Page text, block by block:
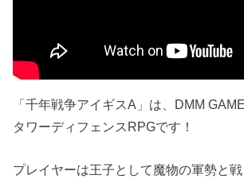
「千年戦争アイギスA」は、DMM
タワーディフェンスRPGです！
プレイヤーは王子として魔物の軍勢と